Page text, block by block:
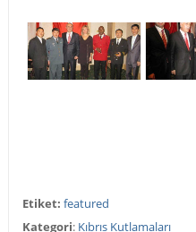
Etiket: featured
Kategori: Kıbrıs Kutlamaları